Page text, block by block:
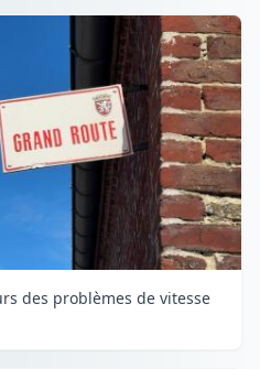
des problèmes de vitesse